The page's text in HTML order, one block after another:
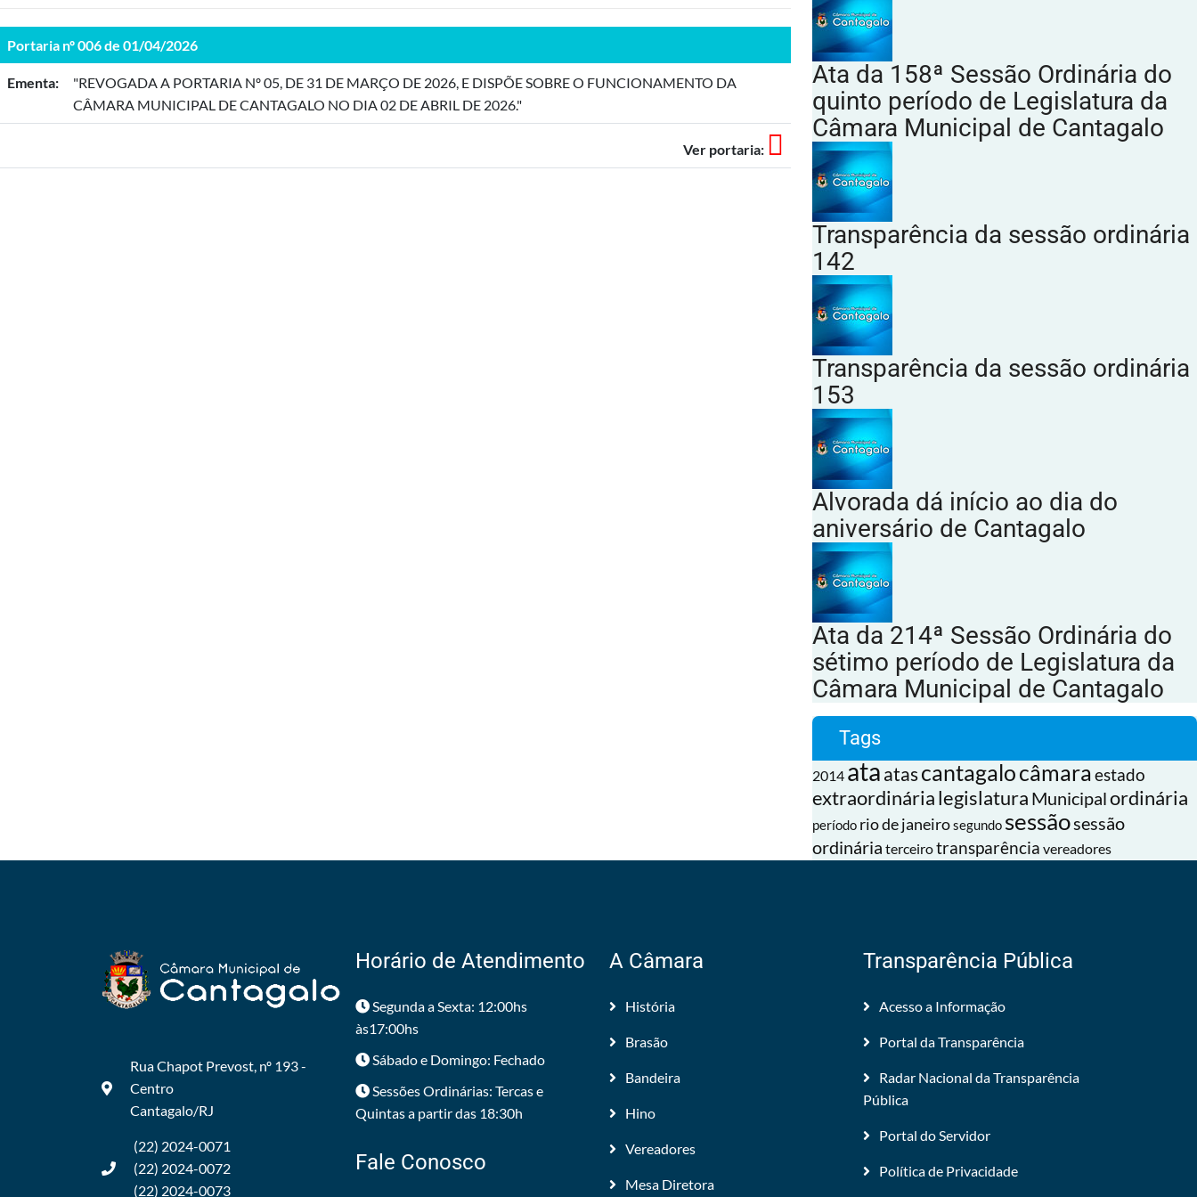
Portaria nº 006 de 01/04/2026
Ementa:
"REVOGADA A PORTARIA Nº 05, DE 31 DE MARÇO DE 2026, E DISPÕE SOBRE O FUNCIONAMENTO DA
CÂMARA MUNICIPAL DE CANTAGALO NO DIA 02 DE ABRIL DE 2026."
Ver portaria:
Ata da 158ª Sessão Ordinária do
quinto período de Legislatura da
Câmara Municipal de Cantagalo
Transparência da sessão ordinária
142
Transparência da sessão ordinária
153
Alvorada dá início ao dia do
aniversário de Cantagalo
Ata da 214ª Sessão Ordinária do
sétimo período de Legislatura da
Câmara Municipal de Cantagalo
Tags
2014 ata atascantagalocâmaraestado
extraordinárialegislatura Municipalordinária
período rio de janeirosegundo sessãosessão
ordinária terceirotransparência vereadores
Rua Chapot Prevost, nº 193 -
Centro
Cantagalo/RJ
(22) 2024-0071
(22) 2024-0072
(22) 2024-0073
Horário de Atendimento
Segunda a Sexta: 12:00hs
às17:00hs
Sábado e Domingo: Fechado
Sessões Ordinárias: Tercas e
Quintas a partir das 18:30h
Fale Conosco
A Câmara
História
Brasão
Bandeira
Hino
Vereadores
Mesa Diretora
Transparência Pública
Acesso a Informação
Portal da Transparência
Radar Nacional da Transparência
Pública
Portal do Servidor
Política de Privacidade